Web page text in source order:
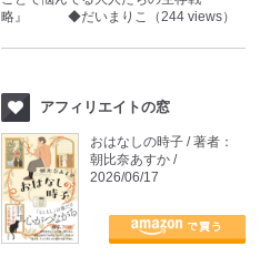
略』 ◆だいまりこ（244 views）
アフィリエイトの窓
おはなしの時子 / 著者：
朝比奈あすか /
2026/06/17